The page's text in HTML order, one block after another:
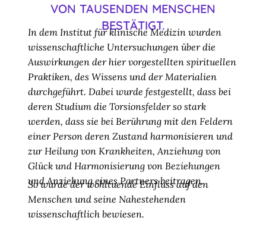
VON TAUSENDEN MENSCHEN
BESTÄTIGT.
In dem Institut für klinische Medizin wurden
wissenschaftliche Untersuchungen über die
Auswirkungen der hier vorgestellten spirituellen
Praktiken, des Wissens und der Materialien
durchgeführt. Dabei wurde festgestellt, dass bei
deren Studium die Torsionsfelder so stark
werden, dass sie bei Berührung mit den Feldern
einer Person deren Zustand harmonisieren und
zur Heilung von Krankheiten, Anziehung von
Glück und Harmonisierung von Beziehungen
und Anziehung eines Partners beitragen.
So wurde der wohltuende Einfluss auf den
Menschen und seine Nahestehenden
wissenschaftlich bewiesen.